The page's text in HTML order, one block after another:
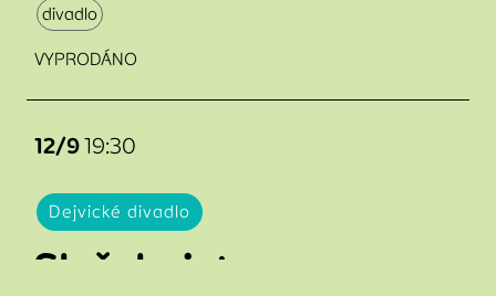
divadlo
VYPRODÁNO
12/919:30
Dejvické divadlo
Služebnictvo